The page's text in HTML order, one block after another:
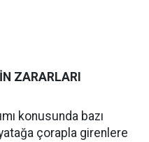
ZARARLARI
konusunda bazı
çorapla girenlere